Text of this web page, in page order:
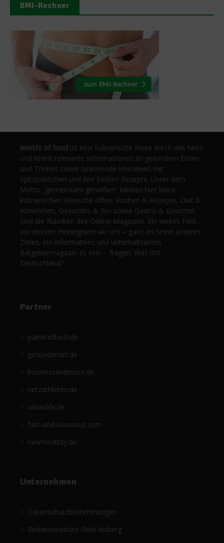
BMI-Rechner
worlds of food ist eine kulinarische Reise durch das Netz
und liefert relevante Informationen zu gesundem Essen
und Trinken sowie spannende Interviews mit
Spitzenköchen und ihre besten Rezepte. Unter dem
Motto „gemeinsam genießen“ bleiben hier keine
kulinarischen Wünsche offen. Kochen & Rezepte, Diät &
Abnehmen, Gesundes & Bio sowie Gastro & Gourmet
sind die Rubriken des Online-Magazins. Ein weites Feld,
vor dessen Hintergrund wir uns – ganz im Sinne unseres
Zieles, ein informatives und unterhaltsames
Ratgebermagazin zu sein – fragen: Was isst
Deutschland?
Partner
planetoftech.de
gesündernet.de
businessandmore.de
netzathleten.de
urbanlife.de
fast-and-luxurious.com
newfoodcity.de
Unternehmen
Datenschutzbestimmungen
Redaktionsbüro Derk Hoberg